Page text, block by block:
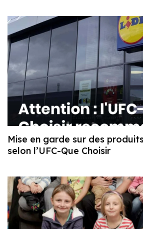
Mise en garde sur des
selon l’UFC-Que Choisir